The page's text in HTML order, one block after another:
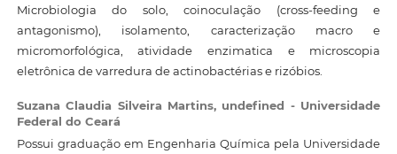
Microbiologia do solo, coinoculação (cross-feeding e
antagonismo), isolamento, caracterização macro e
micromorfológica, atividade enzimatica e microscopia
eletrônica de varredura de actinobactérias e rizóbios.
Suzana Claudia Silveira Martins, undefined - Universidade
Federal do Ceará
Possui graduação em Engenharia Química pela Universidade